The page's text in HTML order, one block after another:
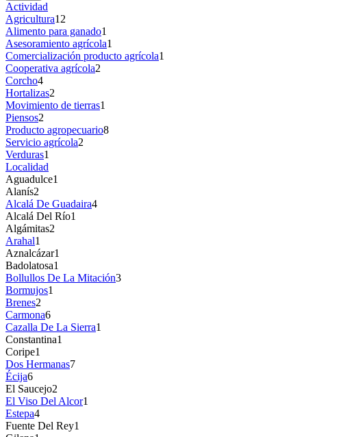
Actividad
Agricultura12
Alimento para ganado1
Asesoramiento agrícola1
Comercialización producto agrícola1
Cooperativa agrícola2
Corcho4
Hortalizas2
Movimiento de tierras1
Piensos2
Producto agropecuario8
Servicio agrícola2
Verduras1
Localidad
Aguadulce1
Alanís2
Alcalá De Guadaira4
Alcalá Del Río1
Algámitas2
Arahal1
Aznalcázar1
Badolatosa1
Bollullos De La Mitación3
Bormujos1
Brenes2
Carmona6
Cazalla De La Sierra1
Constantina1
Coripe1
Dos Hermanas7
Écija6
El Saucejo2
El Viso Del Alcor1
Estepa4
Fuente Del Rey1